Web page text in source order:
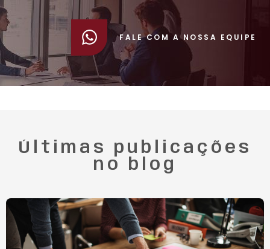
FALE COM A NOSSA EQUIPE
Últimas publicações
no blog